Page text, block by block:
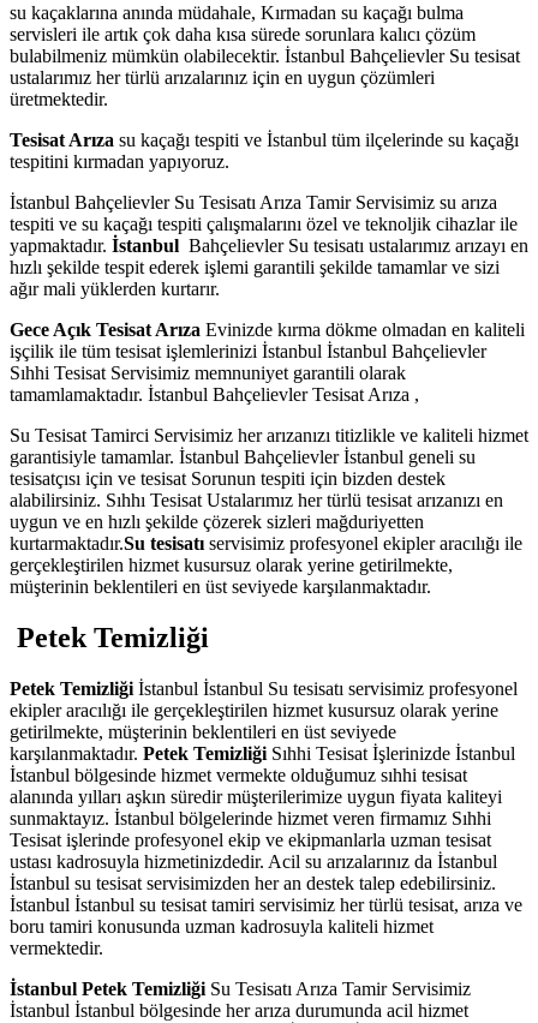
su kaçaklarına anında müdahale, Kırmadan su kaçağı bulma
servisleri ile artık çok daha kısa sürede sorunlara kalıcı çözüm
bulabilmeniz mümkün olabilecektir. İstanbul Bahçelievler Su tesisat
ustalarımız her türlü arızalarınız için en uygun çözümleri
üretmektedir.
Tesisat Arıza su kaçağı tespiti ve İstanbul tüm ilçelerinde su kaçağı
tespitini kırmadan yapıyoruz.
İstanbul Bahçelievler Su Tesisatı Arıza Tamir Servisimiz su arıza
tespiti ve su kaçağı tespiti çalışmalarını özel ve teknoljik cihazlar ile
yapmaktadır. İstanbul Bahçelievler Su tesisatı ustalarımız arızayı en
hızlı şekilde tespit ederek işlemi garantili şekilde tamamlar ve sizi
ağır mali yüklerden kurtarır.
Gece Açık Tesisat Arıza Evinizde kırma dökme olmadan en kaliteli
işçilik ile tüm tesisat işlemlerinizi İstanbul İstanbul Bahçelievler
Sıhhi Tesisat Servisimiz memnuniyet garantili olarak
tamamlamaktadır. İstanbul Bahçelievler Tesisat Arıza ,
Su Tesisat Tamirci Servisimiz her arızanızı titizlikle ve kaliteli hizmet
garantisiyle tamamlar. İstanbul Bahçelievler İstanbul geneli su
tesisatçısı için ve tesisat Sorunun tespiti için bizden destek
alabilirsiniz. Sıhhı Tesisat Ustalarımız her türlü tesisat arızanızı en
uygun ve en hızlı şekilde çözerek sizleri mağduriyetten
kurtarmaktadır.Su tesisatı servisimiz profesyonel ekipler aracılığı ile
gerçekleştirilen hizmet kusursuz olarak yerine getirilmekte,
müşterinin beklentileri en üst seviyede karşılanmaktadır.
Petek Temizliği
Petek Temizliği İstanbul İstanbul Su tesisatı servisimiz profesyonel
ekipler aracılığı ile gerçekleştirilen hizmet kusursuz olarak yerine
getirilmekte, müşterinin beklentileri en üst seviyede
karşılanmaktadır. Petek Temizliği Sıhhi Tesisat İşlerinizde İstanbul
İstanbul bölgesinde hizmet vermekte olduğumuz sıhhi tesisat
alanında yılları aşkın süredir müşterilerimize uygun fiyata kaliteyi
sunmaktayız. İstanbul bölgelerinde hizmet veren firmamız Sıhhi
Tesisat işlerinde profesyonel ekip ve ekipmanlarla uzman tesisat
ustası kadrosuyla hizmetinizdedir. Acil su arızalarınız da İstanbul
İstanbul su tesisat servisimizden her an destek talep edebilirsiniz.
İstanbul İstanbul su tesisat tamiri servisimiz her türlü tesisat, arıza ve
boru tamiri konusunda uzman kadrosuyla kaliteli hizmet
vermektedir.
İstanbul Petek Temizliği Su Tesisatı Arıza Tamir Servisimiz
İstanbul İstanbul bölgesinde her arıza durumunda acil hizmet